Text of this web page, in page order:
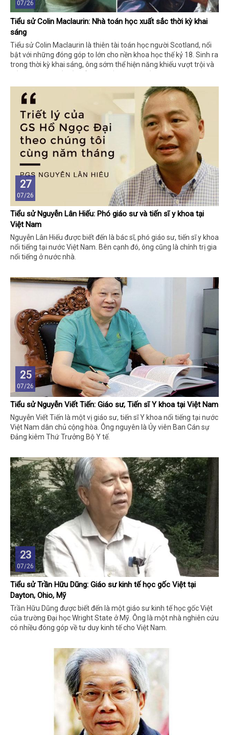
07/26
Tiểu sử Colin Maclaurin: Nhà toán học xuất sắc thời kỳ khai
sáng
Tiểu sử Colin Maclaurin là thiên tài toán học người Scotland, nổi
bật với những đóng góp to lớn cho nền khoa học thế kỷ 18. Sinh ra
trong thời kỳ khai sáng, ông sớm thể hiện năng khiếu vượt trội và
27
07/26
Tiểu sử Nguyễn Lân Hiếu: Phó giáo sư và tiến sĩ y khoa tại
Việt Nam
Nguyễn Lân Hiếu được biết đến là bác sĩ, phó giáo sư, tiến sĩ y khoa
nổi tiếng tại nước Việt Nam. Bên cạnh đó, ông cũng là chính trị gia
nổi tiếng ở nước nhà.
25
07/26
Tiểu sử Nguyễn Viết Tiến: Giáo sư, Tiến sĩ Y khoa tại Việt Nam
Nguyễn Viết Tiến là một vị giáo sư, tiến sĩ Y khoa nổi tiếng tại nước
Việt Nam dân chủ cộng hòa. Ông nguyên là Ủy viên Ban Cán sự
Đảng kiêm Thứ Trưởng Bộ Y tế.
23
07/26
Tiểu sử Trần Hữu Dũng: Giáo sư kinh tế học gốc Việt tại
Dayton, Ohio, Mỹ
Trần Hữu Dũng được biết đến là một giáo sư kinh tế học gốc Việt
của trường Đại học Wright State ở Mỹ. Ông là một nhà nghiên cứu
có nhiều đóng góp về tư duy kinh tế cho Việt Nam.